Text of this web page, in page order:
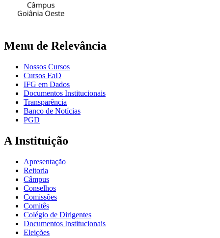
Menu de Relevância
Nossos Cursos
Cursos EaD
IFG em Dados
Documentos Institucionais
Transparência
Banco de Notícias
PGD
A Instituição
Apresentação
Reitoria
Câmpus
Conselhos
Comissões
Comitês
Colégio de Dirigentes
Documentos Institucionais
Eleições